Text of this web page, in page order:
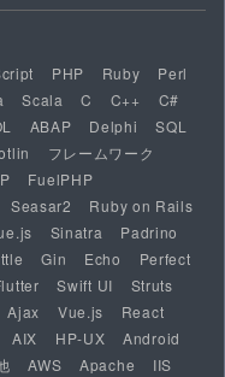
PHP Ruby
Perl
Scala C C++
C#
ABAP Delphi
SQL
フレームワーク
FuelPHP
Seasar2
Ruby on Rails
Sinatra
Padrino
Gin Echo
Perfect
Swift UI
Struts
Ajax Vue.js
React
AIX HP-UX
Android
AWS Apache
IIS